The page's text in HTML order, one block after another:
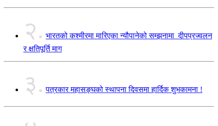
२. भारतको कश्मीरमा मारिएका न्यौपानेको सम्झनामा दीपप्रज्वलन
र क्षतिपूर्ति माग
३. पत्रकार महासङ्घको स्थापना दिवसमा हार्दिक शुभकामना !